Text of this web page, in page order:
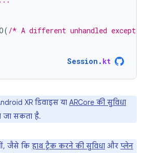
( /* A different unhandled
Session . kt
XR डिवाइस या ARCore की सुविधा
जा सकता है.
जैसे कि हाथ ट्रैक करने की सुविधा और प्लेन